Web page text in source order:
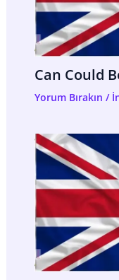
Can Could
Yorum Bırakın /